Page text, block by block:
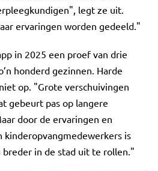
legt ze uit.
ervaringen worden gedeeld."
in 2025 een proef van drie
honderd gezinnen. Harde
op. "Grote verschuivingen
gebeurt pas op langere
door de ervaringen en
kinderopvangmedewerkers is
in de stad uit te rollen."